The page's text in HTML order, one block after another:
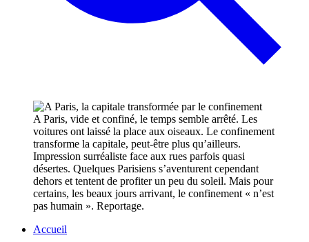
A Paris, vide et confiné, le temps semble arrêté. Les
voitures ont laissé la place aux oiseaux. Le confinement
transforme la capitale, peut-être plus qu’ailleurs.
Impression surréaliste face aux rues parfois quasi
désertes. Quelques Parisiens s’aventurent cependant
dehors et tentent de profiter un peu du soleil. Mais pour
certains, les beaux jours arrivant, le confinement « n’est
pas humain ». Reportage.
Accueil